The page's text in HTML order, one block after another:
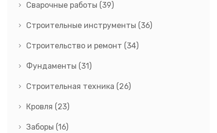
Сварочные работы (39)
Строительные инструменты (36)
Строительство и ремонт (34)
Фундаменты (31)
Строительная техника (26)
Кровля (23)
Заборы (16)